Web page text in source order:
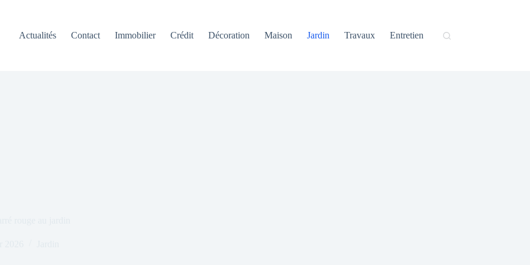
Actualités
Contact Immobilier Crédit Décoration Maison Jardin Travaux Entretien